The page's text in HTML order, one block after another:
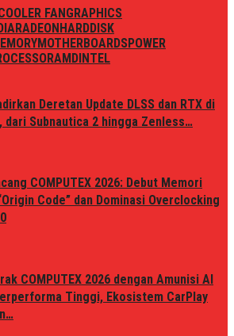
FAN GRAPHICS
RADEON HARDDISK
MOTHERBOARDSPOWER
AMD INTEL
Deretan Update DLSS dan RTX di
dari Subnautica 2 hingga Zenless…
COMPUTEX 2026: Debut Memori
Code” dan Dominasi Overclocking
COMPUTEX 2026 dengan Amunisi AI
Tinggi, Ekosistem CarPlay